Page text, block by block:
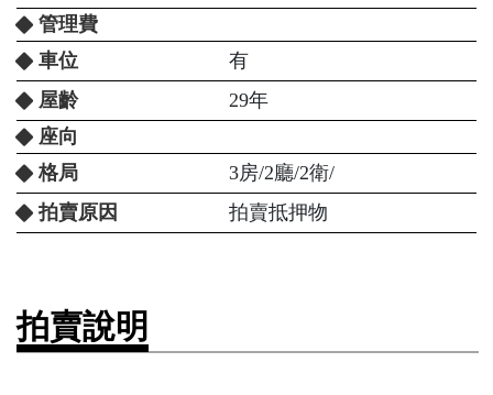
管理費
車位
有
屋齡
29年
座向
格局
3房/2廳/2衛/
拍賣原因
拍賣抵押物
拍賣說明